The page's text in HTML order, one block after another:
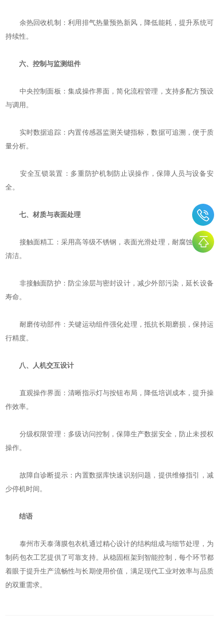
‌余热回收机制‌：利用排气热量预热新风，降低能耗，提升系统可
持续性。
六、控制与监测组件
‌中央控制面板‌：集成操作界面，简化流程管理，支持多配方预设
与调用。
‌实时数据追踪‌：内置传感器监测关键指标，数据可追溯，便于质
量分析。
‌安全互锁装置‌：多重防护机制防止误操作，保障人员与设备安
全。
七、材质与表面处理
‌接触面精工‌：采用高等级不锈钢，表面光滑处理，耐腐蚀且易于
清洁。
‌非接触面防护‌：防尘涂层与密封设计，减少外部污染，延长设备
寿命。
‌耐磨传动部件‌：关键运动组件强化处理，抵抗长期磨损，保持运
行精度。
八、人机交互设计
‌直观操作界面‌：清晰指示灯与按钮布局，降低培训成本，提升操
作效率。
‌分级权限管理‌：多级访问控制，保障生产数据安全，防止未授权
操作。
‌故障自诊断提示‌：内置数据库快速识别问题，提供维修指引，减
少停机时间。
结语
泰州市天泰薄膜包衣机通过精心设计的结构组成与细节处理，为
制药包衣工艺提供了可靠支持。从稳固框架到智能控制，每个环节都
着眼于提升生产流畅性与长期使用价值，满足现代工业对效率与品质
的双重需求。